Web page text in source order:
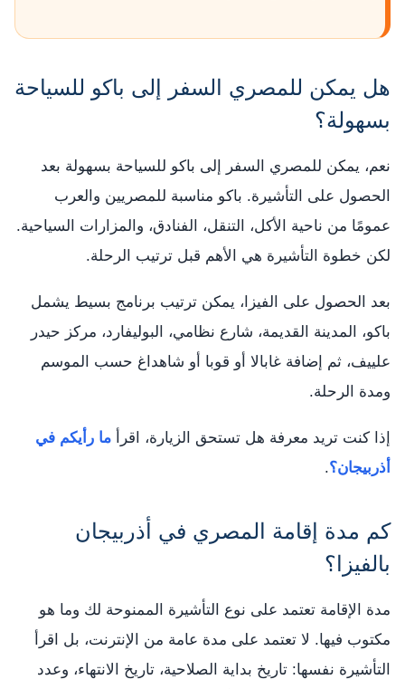
هل يمكن للمصري السفر إلى باكو للسياحة
بسهولة؟
نعم، يمكن للمصري السفر إلى باكو للسياحة بسهولة بعد
الحصول على التأشيرة. باكو مناسبة للمصريين والعرب
عمومًا من ناحية الأكل، التنقل، الفنادق، والمزارات السياحية.
لكن خطوة التأشيرة هي الأهم قبل ترتيب الرحلة.
بعد الحصول على الفيزا، يمكن ترتيب برنامج بسيط يشمل
باكو، المدينة القديمة، شارع نظامي، البوليفارد، مركز حيدر
علييف، ثم إضافة غابالا أو قوبا أو شاهداغ حسب الموسم
ومدة الرحلة.
إذا كنت تريد معرفة هل تستحق الزيارة، اقرأ ما رأيكم في
أذربيجان؟.
كم مدة إقامة المصري في أذربيجان
بالفيزا؟
مدة الإقامة تعتمد على نوع التأشيرة الممنوحة لك وما هو
مكتوب فيها. لا تعتمد على مدة عامة من الإنترنت، بل اقرأ
التأشيرة نفسها: تاريخ بداية الصلاحية، تاريخ الانتهاء، وعدد